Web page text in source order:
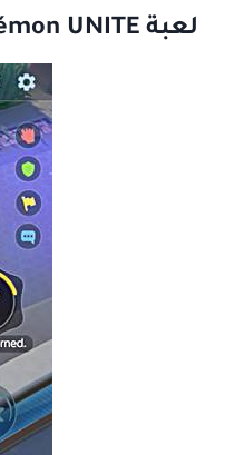
لعبة Pokémon UNITE